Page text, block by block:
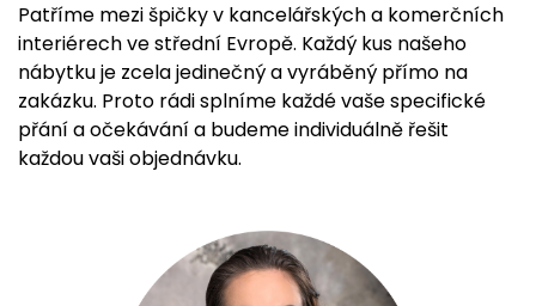
Patříme mezi špičky v kancelářských a komerčních
interiérech ve střední Evropě. Každý kus našeho
nábytku je zcela jedinečný a vyráběný přímo na
zakázku. Proto rádi splníme každé vaše specifické
přání a očekávání a budeme individuálně řešit
každou vaši objednávku.